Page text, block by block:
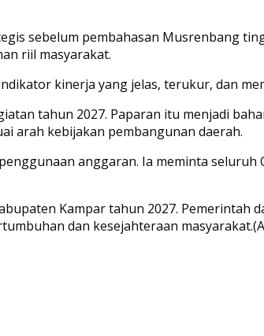
sebelum pembahasan Musrenbang
riil masyarakat.
kinerja yang jelas, terukur, dan
tahun 2027. Paparan itu menjadi
arah kebijakan pembangunan daerah.
anggaran. Ia meminta seluruh
Kampar tahun 2027. Pemerintah
dan kesejahteraan